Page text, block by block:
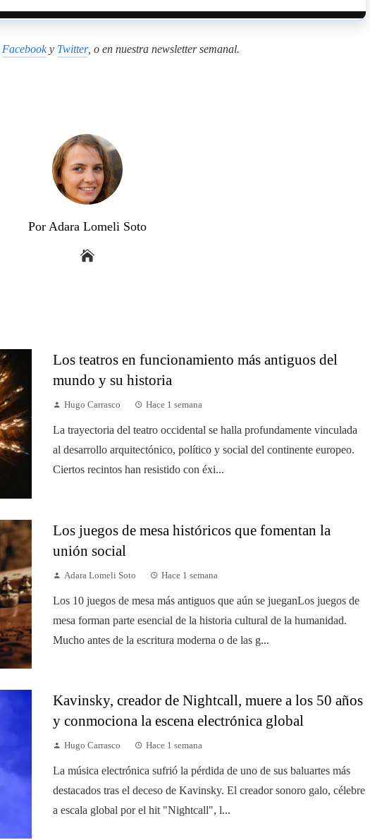
Facebooky Twitter, o en nuestra newsletter semanal.
Por Adara Lomeli Soto
Los teatros en funcionamiento más antiguos del
mundo y su historia
Hugo Carrasco Hace 1 semana
La trayectoria del teatro occidental se halla profundamente vinculada
al desarrollo arquitectónico, político y social del continente europeo.
Ciertos recintos han resistido con éxi...
Los juegos de mesa históricos que fomentan la
unión social
Adara Lomeli Soto Hace 1 semana
Los 10 juegos de mesa más antiguos que aún se jueganLos juegos de
mesa forman parte esencial de la historia cultural de la humanidad.
Mucho antes de la escritura moderna o de las g...
Kavinsky, creador de Nightcall, muere a los 50 años
y conmociona la escena electrónica global
Hugo Carrasco Hace 1 semana
La música electrónica sufrió la pérdida de uno de sus baluartes más
destacados tras el deceso de Kavinsky. El creador sonoro galo, célebre
a escala global por el hit "Nightcall", l...